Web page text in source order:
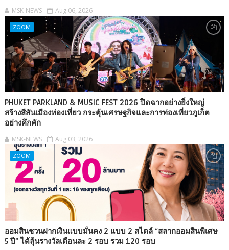
MSK-NEWS Aug 06, 2026
ZOOM
PHUKET PARKLAND & MUSIC FEST 2026 ปิดฉากอย่างยิ่งใหญ่
สร้างสีสันเมืองท่องเที่ยว กระตุ้นเศรษฐกิจและการท่องเที่ยวภูเก็ต
อย่างคึกคัก
MSK-NEWS Aug 03, 2026
ZOOM
ออมสินชวนฝากเงินแบบมั่นคง 2 แบบ 2 สไตล์ “สลากออมสินพิเศษ
5 ปี” ได้ลุ้นรางวัลเดือนละ 2 รอบ รวม 120 รอบ